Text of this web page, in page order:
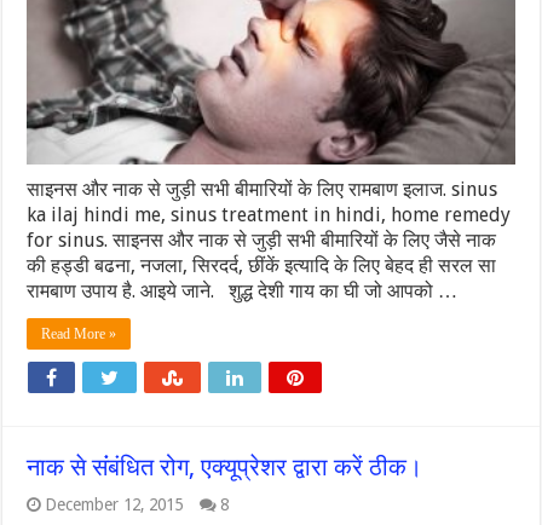
साइनस और नाक से जुड़ी सभी बीमारियों के लिए रामबाण इलाज. sinus
ka ilaj hindi me, sinus treatment in hindi, home remedy
for sinus. साइनस और नाक से जुड़ी सभी बीमारियों के लिए जैसे नाक
की हड्डी बढना, नजला, सिरदर्द, छींकें इत्यादि के लिए बेहद ही सरल सा
रामबाण उपाय है. आइये जाने. शुद्ध देशी गाय का घी जो आपको …
Read More »
नाक से संंबंधित रोग, एक्यूप्रेशर द्वारा करें ठीक।
December 12, 2015 8